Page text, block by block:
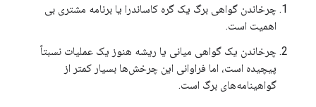
چرخاندن گواهی برگ یک گره کاساندرا یا برنامه مشتری بی
اهمیت است.
چرخاندن یک گواهی میانی یا ریشه هنوز یک عملیات نسبتاً
پیچیده است، اما فراوانی این چرخش‌ها بسیار کمتر از
گواهینامه‌های برگ است.